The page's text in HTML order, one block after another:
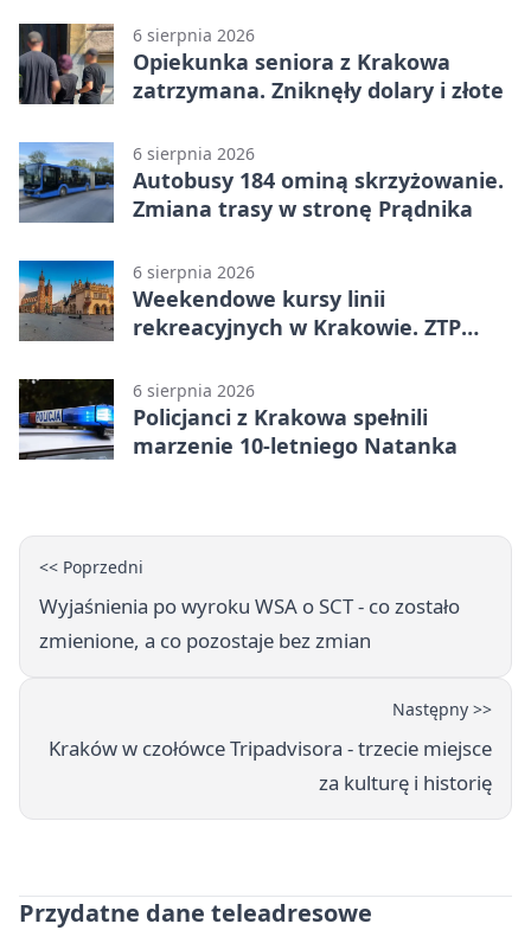
6 sierpnia 2026
Opiekunka seniora z Krakowa
zatrzymana. Zniknęły dolary i złote
6 sierpnia 2026
Autobusy 184 ominą skrzyżowanie.
Zmiana trasy w stronę Prądnika
6 sierpnia 2026
Weekendowe kursy linii
rekreacyjnych w Krakowie. ZTP
6 sierpnia 2026
Policjanci z Krakowa spełnili
marzenie 10-letniego Natanka
<< Poprzedni
Wyjaśnienia po wyroku WSA o SCT - co zostało
zmienione, a co pozostaje bez zmian
Następny >>
Kraków w czołówce Tripadvisora - trzecie miejsce
za kulturę i historię
Przydatne dane teleadresowe